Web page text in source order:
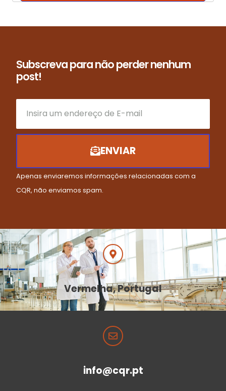
Subscreva para não perder nenhum
post!
ENVIAR
Apenas enviaremos informações relacionadas com a
CQR, não enviamos spam.
Vermelha, Portugal
info@cqr.pt